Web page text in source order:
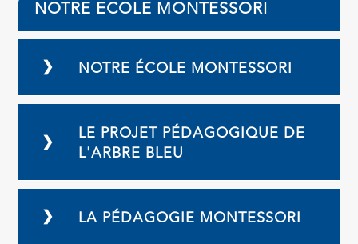
NOTRE ECOLE MONTESSORI
❯ NOTRE ÉCOLE MONTESSORI
❯
LE PROJET PÉDAGOGIQUE DE
L'ARBRE BLEU
❯ LA PÉDAGOGIE MONTESSORI